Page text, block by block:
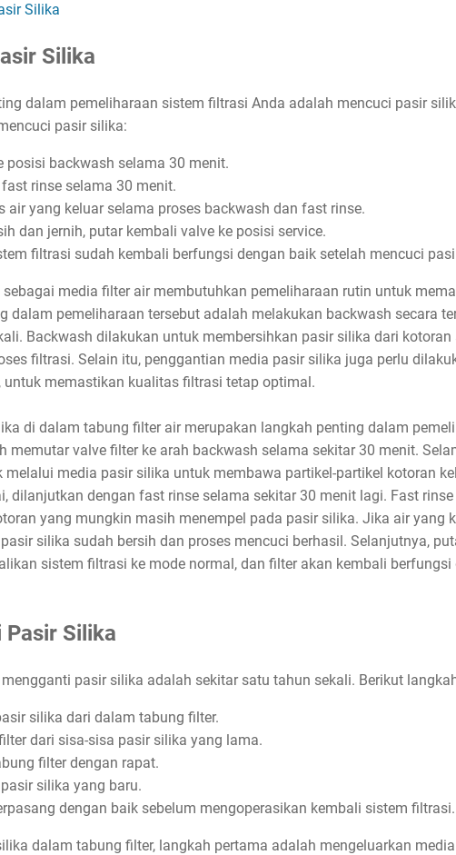
Silika
Silika
dalam pemeliharaan sistem filtrasi Anda adalah mencuci pasir
pasir silika:
posisi backwash selama 30 menit.
rinse selama 30 menit.
air yang keluar selama proses backwash dan fast rinse.
dan jernih, putar kembali valve ke posisi service.
filtrasi sudah kembali berfungsi dengan baik setelah mencuci
media filter air membutuhkan pemeliharaan rutin untuk
dalam pemeliharaan tersebut adalah melakukan backwash secara
Backwash dilakukan untuk membersihkan pasir silika dari
filtrasi. Selain itu, penggantian media pasir silika juga perlu
untuk memastikan kualitas filtrasi tetap optimal.
di dalam tabung filter air merupakan langkah penting dalam
memutar valve filter ke arah backwash selama sekitar 30 menit.
melalui media pasir silika untuk membawa partikel-partikel kotoran
dilanjutkan dengan fast rinse selama sekitar 30 menit lagi. Fast
yang mungkin masih menempel pada pasir silika. Jika air yang
silika sudah bersih dan proses mencuci berhasil. Selanjutnya,
sistem filtrasi ke mode normal, dan filter akan kembali
Pasir Silika
pasir silika adalah sekitar satu tahun sekali. Berikut
silika dari dalam tabung filter.
dari sisa-sisa pasir silika yang lama.
filter dengan rapat.
silika yang baru.
dengan baik sebelum mengoperasikan kembali sistem filtrasi.
dalam tabung filter, langkah pertama adalah mengeluarkan